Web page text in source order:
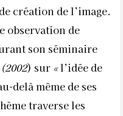
création de l’image.
observation de
son séminaire
) sur «l’idée de
delà même de ses
traverse les